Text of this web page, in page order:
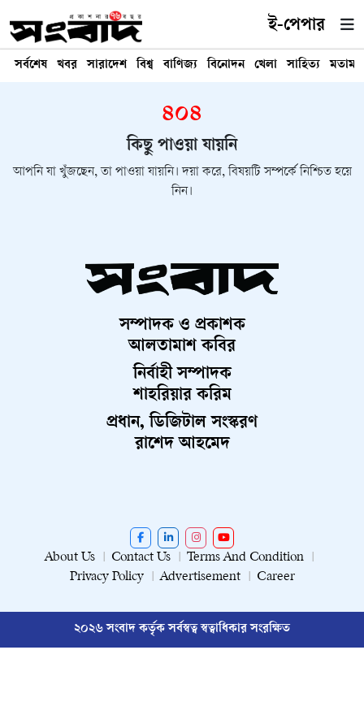
ই-পেপার
সর্বশেষ খবর সারাদেশ বিশ্ব বাণিজ্য বিনোদন খেলা সাহিত্য মতামত
৪০৪
কিছু পাওয়া যায়নি
আপনি যা খুঁজছেন, তা পাওয়া যায়নি। দয়া করে, বিষয়টি সম্পর্কে নিশ্চিত হয়ে
নিন।
সম্পাদক ও প্রকাশক
আলতামাশ কবির
নির্বাহী সম্পাদক
শাহরিয়ার করিম
প্রধান, ডিজিটাল সংস্করণ
রাশেদ আহমেদ
About Us Contact Us
Terms And Condition
Privacy Policy
Advertisement Career
২০২৬ সংবাদ কর্তৃক সর্বস্বত্ব স্বত্বাধিকার সংরক্ষিত